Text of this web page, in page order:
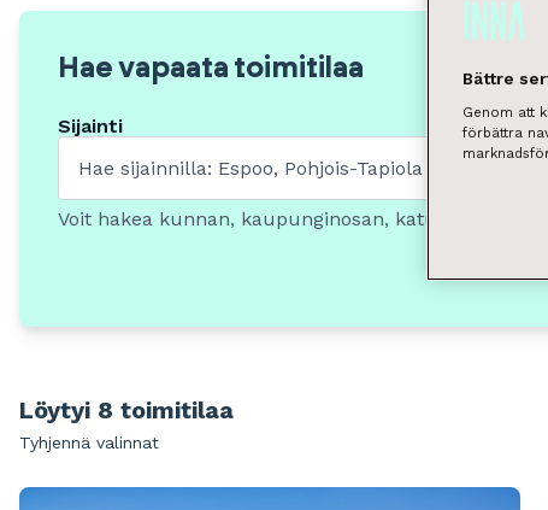
Hae vapaata toimitilaa
Sijainti
Voit hakea kunnan, kaupunginosan, katuosoitteen
Löytyi 8 toimitilaa
Tyhjennä valinnat
Bättre
Genom att
förbättra